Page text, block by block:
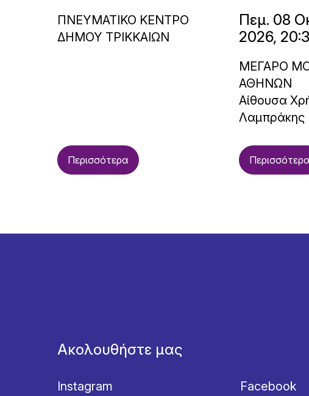
ΠΝΕΥΜΑΤΙΚΟ ΚΕΝΤΡΟ
ΔΗΜΟΥ ΤΡΙΚΚΑΙΩΝ
Περισσότερα
Πεμ. 08
2026,
ΜΕΓΑΡΟ
ΑΘΗΝΩΝ
Αίθουσα
Λαμπράκης
Περισσότερα
Ακολουθήστε μας
Instagram Facebook